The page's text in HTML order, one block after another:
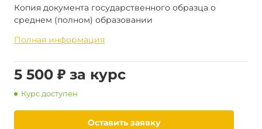
Копия документа государственного образца о
среднем (полном) образовании
Полная информация
5 500 ₽ за курс
Курс доступен
Оставить заявку